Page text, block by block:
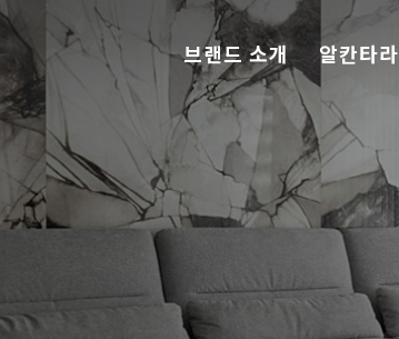
브랜드 소개 알칸타라